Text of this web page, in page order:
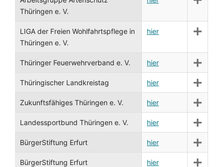
Thüringen e. V.
LIGA der Freien Wohlfahrtspflege in
Thüringen e. V.
hier
Thüringer Feuerwehrverband e. V. hier
Thüringischer Landkreistag hier
Zukunftsfähiges Thüringen e. V. hier
Landessportbund Thüringen e. V. hier
BürgerStiftung Erfurt hier
BürgerStiftung Erfurt hier